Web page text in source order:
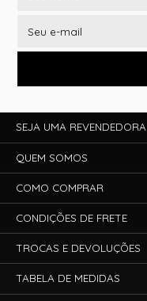
SEJA UMA REVENDEDORA
QUEM SOMOS
COMO COMPRAR
CONDIÇÕES DE FRETE
TROCAS E DEVOLUÇÕES
TABELA DE MEDIDAS